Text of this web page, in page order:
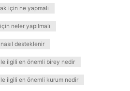
için ne yapmalı
neler yapılmalı
desteklenir
ilgili en önemli birey nedir
ilgili en önemli kurum nedir